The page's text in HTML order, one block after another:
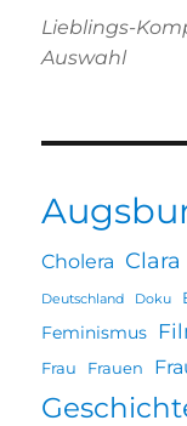
Lieblings-
Auswahl
Cholera
Deutschland Doku
Feminismus
Frau Frauen